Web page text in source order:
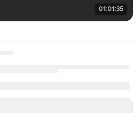
01:01:35